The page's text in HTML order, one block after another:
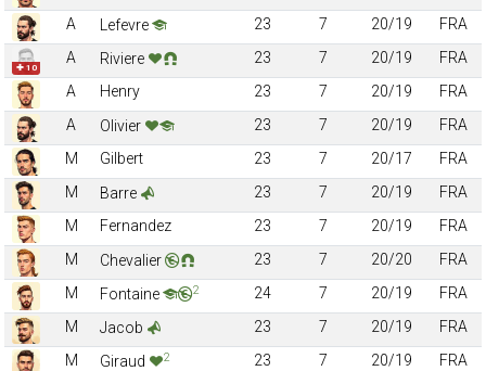
A
Lefevre 23 7 20/19 FRA
✚ 10
A Riviere 23 7 20/19
FRA
A
Henry 23 7 20/19
FRA
A
Olivier 23 7 20/19
FRA
M
Gilbert 23 7 20/17
FRA
M
Barre 23 7 20/19
FRA
M
Fernandez 23 7 20/19
FRA
M
Chevalier 23 7 20/20
FRA
M
Fontaine 2 24 7 20/19
FRA
M
Jacob 23 7 20/19
FRA
M
Giraud 2 23 7 20/19
FRA